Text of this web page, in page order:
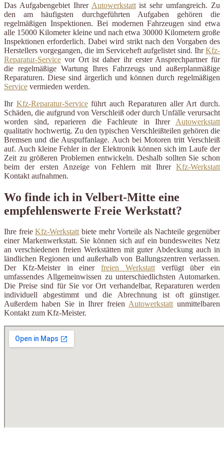
Das Aufgabengebiet Ihrer Autowerkstattist sehr umfangreich. Zu
den am häufigsten durchgeführten Aufgaben gehören die
regelmäßigen Inspektionen. Bei modernen Fahrzeugen sind etwa
alle 15000 Kilometer kleine und nach etwa 30000 Kilometern große
Inspektionen erforderlich. Dabei wird strikt nach den Vorgaben des
Herstellers vorgegangen, die im Serviceheft aufgelistet sind. IhrKfz-
Reparatur-Service vor Ort ist daher ihr erster Ansprechpartner für
die regelmäßige Wartung Ihres Fahrzeugs und außerplanmäßige
Reparaturen. Diese sind ärgerlich und können durch regelmäßigen
Service vermieden werden.
Ihr Kfz-Reparatur-Serviceführt auch Reparaturen aller Art durch.
Schäden, die aufgrund von Verschleiß oder durch Unfälle verursacht
worden sind, reparieren die Fachleute in Ihrer Autowerkstatt
qualitativ hochwertig. Zu den typischen Verschleißteilen gehören die
Bremsen und die Auspuffanlage. Auch bei Motoren tritt Verschleiß
auf. Auch kleine Fehler in der Elektronik können sich im Laufe der
Zeit zu größeren Problemen entwickeln. Deshalb sollten Sie schon
beim der ersten Anzeige von Fehlern mit Ihrer Kfz-Werkstatt
Kontakt aufnahmen.
Wo finde ich in Velbert-Mitte eine
empfehlenswerte Freie Werkstatt?
Ihre freieKfz-Werkstattbiete mehr Vorteile als Nachteile gegenüber
einer Markenwerkstatt. Sie können sich auf ein bundesweites Netz
an verschiedenen freien Werkstätten mit guter Abdeckung auch in
ländlichen Regionen und außerhalb von Ballungszentren verlassen.
Der Kfz-Meister in einer freien Werkstattverfügt über ein
umfassendes Allgemeinwissen zu unterschiedlichsten Automarken.
Die Preise sind für Sie vor Ort verhandelbar, Reparaturen werden
individuell abgestimmt und die Abrechnung ist oft günstiger.
Außerdem haben Sie in Ihrer freienAutowerkstattunmittelbaren
Kontakt zum Kfz-Meister.